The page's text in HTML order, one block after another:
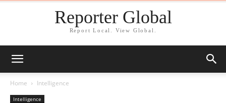
Reporter Global
Report Local. View Global.
Home Intelligence
Intelligence